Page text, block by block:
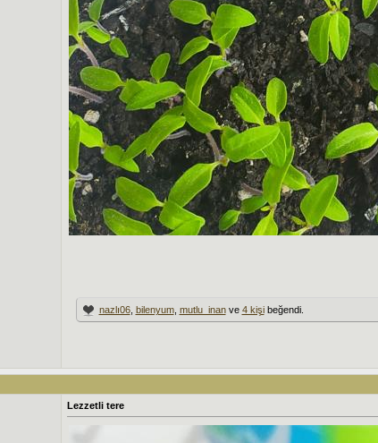
nazlı06, bilenyum, mutlu_inanve 4 kişibeğendi.
Lezzetli tere